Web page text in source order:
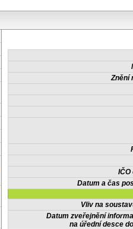
Znění
IČO
Datum a čas
Vliv na
Datum zveřejnění
na úřední desce